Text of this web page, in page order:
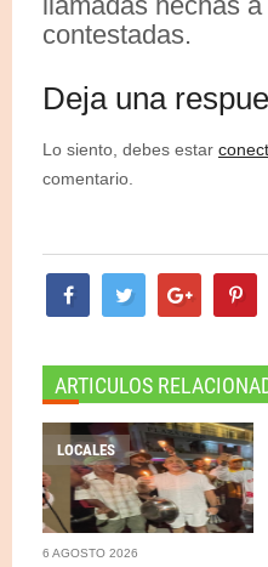
contestadas.
Deja una
Lo siento, debes estar
comentario.
ARTICULOS
LOCALES
6 AGOSTO 2026